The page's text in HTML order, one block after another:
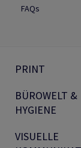
FAQs
PRINT
BÜROWELT &
HYGIENE
VISUELLE